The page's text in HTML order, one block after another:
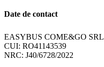
Date de contact
EASYBUS COME&GO SRL
CUI: RO41143539
NRC: J40/6728/2022